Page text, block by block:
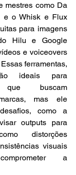
mestres como Da
e o Whisk e Flux
para imagens
Hilu e Google
e voiceovers
ferramentas,
ideais para
que buscam
mas ele
como a
outputs para
distorções
visuais
a